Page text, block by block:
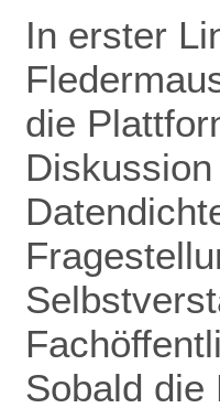
In erster
die
Sobald die